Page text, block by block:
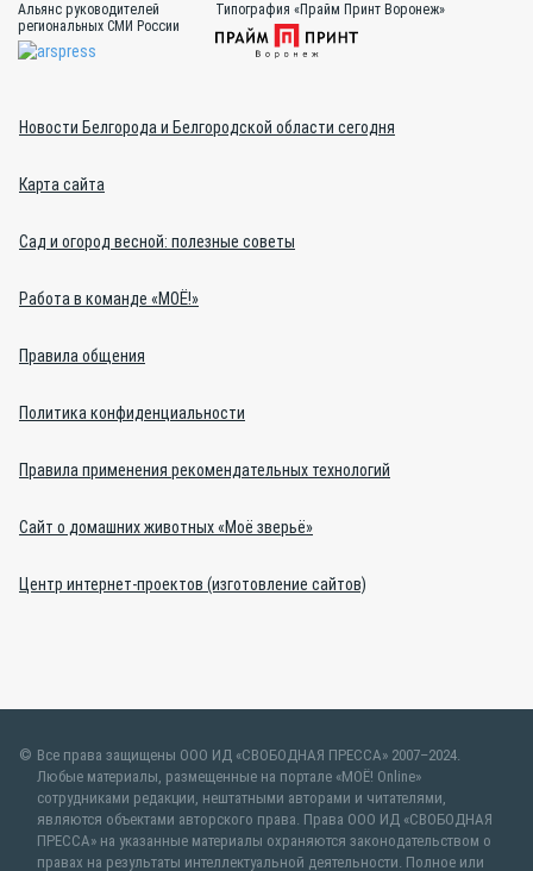
Альянс руководителей
региональных СМИ России
Типография «Прайм Принт Воронеж»
Новости Белгорода и Белгородской области сегодня
Карта сайта
Сад и огород весной: полезные советы
Работа в команде «МОЁ!»
Правила общения
Политика конфиденциальности
Правила применения рекомендательных технологий
Сайт о домашних животных «Моё зверьё»
Центр интернет-проектов (изготовление сайтов)
Все права защищены ООО ИД «СВОБОДНАЯ ПРЕССА» 2007–2024.
Любые материалы, размещенные на портале «МОЁ! Online»
сотрудниками редакции, нештатными авторами и читателями,
являются объектами авторского права. Права ООО ИД «СВОБОДНАЯ
ПРЕССА» на указанные материалы охраняются законодательством о
правах на результаты интеллектуальной деятельности. Полное или